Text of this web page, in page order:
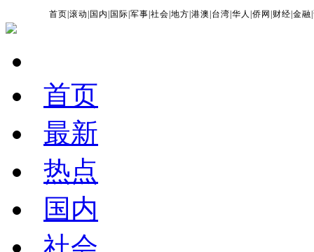
首页 |滚动 国内 国际 |军事 |社会 |地方 |港澳 台湾 |华人 |侨网 财经 |金融 |
首页
最新
热点
国内